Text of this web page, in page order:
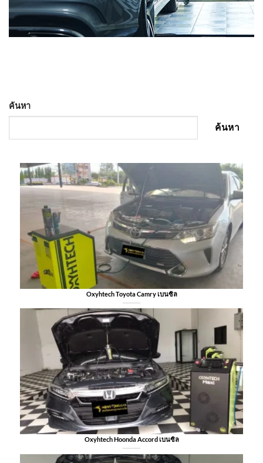
ค้นหา
ค้นหา
Oxyhtech Toyota Camry เบนซิล
Oxyhtech Hoonda Accord เบนซิล